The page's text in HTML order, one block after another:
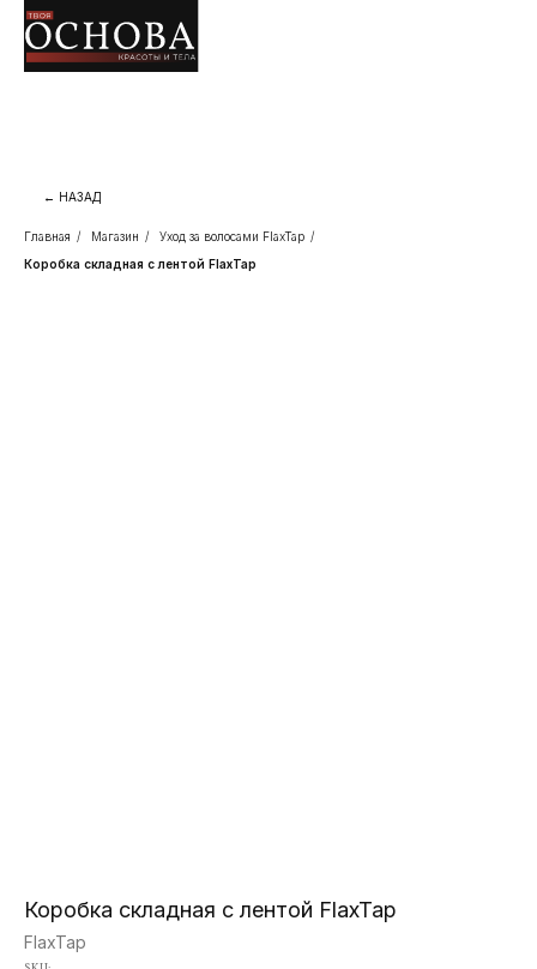
← НАЗАД
Главная / Магазин / Уход за волосами FlaxTap /
Коробка складная с лентой FlaxTap
Коробка складная с лентой FlaxTap
FlaxTap